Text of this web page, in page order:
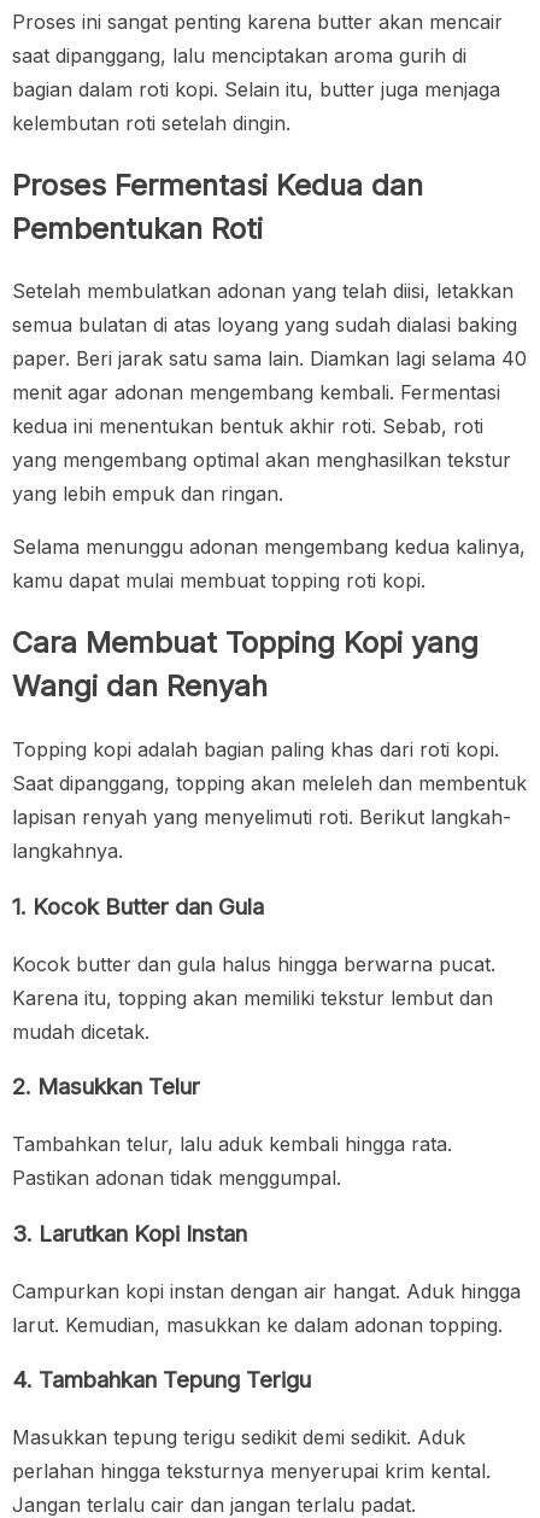
Proses ini sangat penting karena butter akan mencair
saat dipanggang, lalu menciptakan aroma gurih di
bagian dalam roti kopi. Selain itu, butter juga menjaga
kelembutan roti setelah dingin.
Proses Fermentasi Kedua dan
Pembentukan Roti
Setelah membulatkan adonan yang telah diisi, letakkan
semua bulatan di atas loyang yang sudah dialasi baking
paper. Beri jarak satu sama lain. Diamkan lagi selama 40
menit agar adonan mengembang kembali. Fermentasi
kedua ini menentukan bentuk akhir roti. Sebab, roti
yang mengembang optimal akan menghasilkan tekstur
yang lebih empuk dan ringan.
Selama menunggu adonan mengembang kedua kalinya,
kamu dapat mulai membuat topping roti kopi.
Cara Membuat Topping Kopi yang
Wangi dan Renyah
Topping kopi adalah bagian paling khas dari roti kopi.
Saat dipanggang, topping akan meleleh dan membentuk
lapisan renyah yang menyelimuti roti. Berikut langkah-
langkahnya.
1. Kocok Butter dan Gula
Kocok butter dan gula halus hingga berwarna pucat.
Karena itu, topping akan memiliki tekstur lembut dan
mudah dicetak.
2. Masukkan Telur
Tambahkan telur, lalu aduk kembali hingga rata.
Pastikan adonan tidak menggumpal.
3. Larutkan Kopi Instan
Campurkan kopi instan dengan air hangat. Aduk hingga
larut. Kemudian, masukkan ke dalam adonan topping.
4. Tambahkan Tepung Terigu
Masukkan tepung terigu sedikit demi sedikit. Aduk
perlahan hingga teksturnya menyerupai krim kental.
Jangan terlalu cair dan jangan terlalu padat.